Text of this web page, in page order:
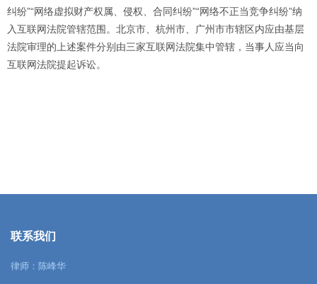
纠纷”“网络虚拟财产权属、侵权、合同纠纷”“网络不正当竞争纠纷”纳
入互联网法院管辖范围。北京市、杭州市、广州市市辖区内应由基层
法院审理的上述案件分别由三家互联网法院集中管辖，当事人应当向
互联网法院提起诉讼。
联系我们
律师：陈峰华